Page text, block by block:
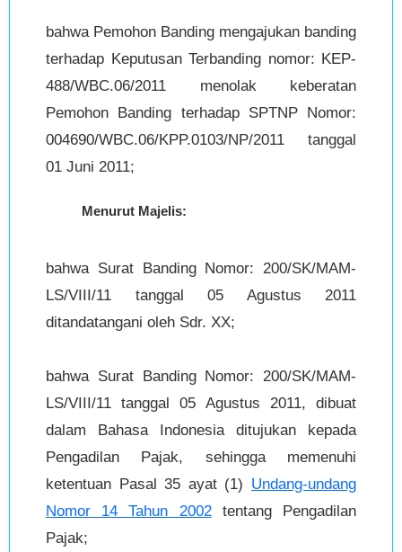
bahwa Pemohon Banding mengajukan banding
terhadap Keputusan Terbanding nomor: KEP-
488/WBC.06/2011 menolak keberatan
Pemohon Banding terhadap SPTNP Nomor:
004690/WBC.06/KPP.0103/NP/2011 tanggal
01 Juni 2011;
Menurut Majelis:
bahwa Surat Banding Nomor: 200/SK/MAM-
LS/VIII/11 tanggal 05 Agustus 2011
ditandatangani oleh Sdr. XX;
bahwa Surat Banding Nomor: 200/SK/MAM-
LS/VIII/11 tanggal 05 Agustus 2011, dibuat
dalam Bahasa Indonesia ditujukan kepada
Pengadilan Pajak, sehingga memenuhi
ketentuan Pasal 35 ayat (1) Undang-undang
Nomor 14 Tahun 2002tentang Pengadilan
Pajak;